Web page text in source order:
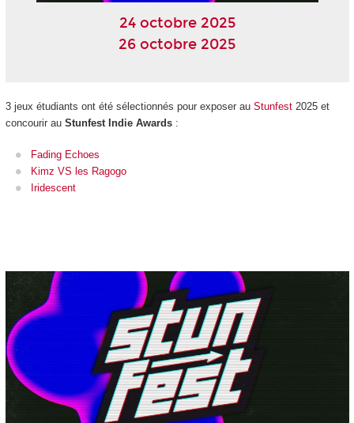
24 octobre 2025
26 octobre 2025
3 jeux étudiants ont été sélectionnés pour exposer au Stunfest2025 et
concourir au Stunfest Indie Awards:
Fading Echoes
Kimz VS les Ragogo
Iridescent